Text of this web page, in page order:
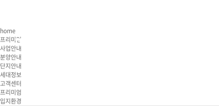
home
프리미엄
사업안내
분양안내
단지안내
세대정보
고객센터
프리미엄
입지환경